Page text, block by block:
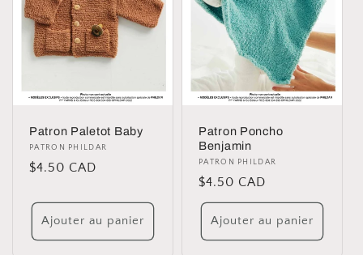
Patron Paletot Baby
Distributeur :
PATRON PHILDAR
Prix
$4.50 CAD
Ajouter au panier
Patron Poncho
Benjamin
Distributeur :
PATRON PHILDAR
Prix
habituel
$4.50 CAD
Ajouter au panier